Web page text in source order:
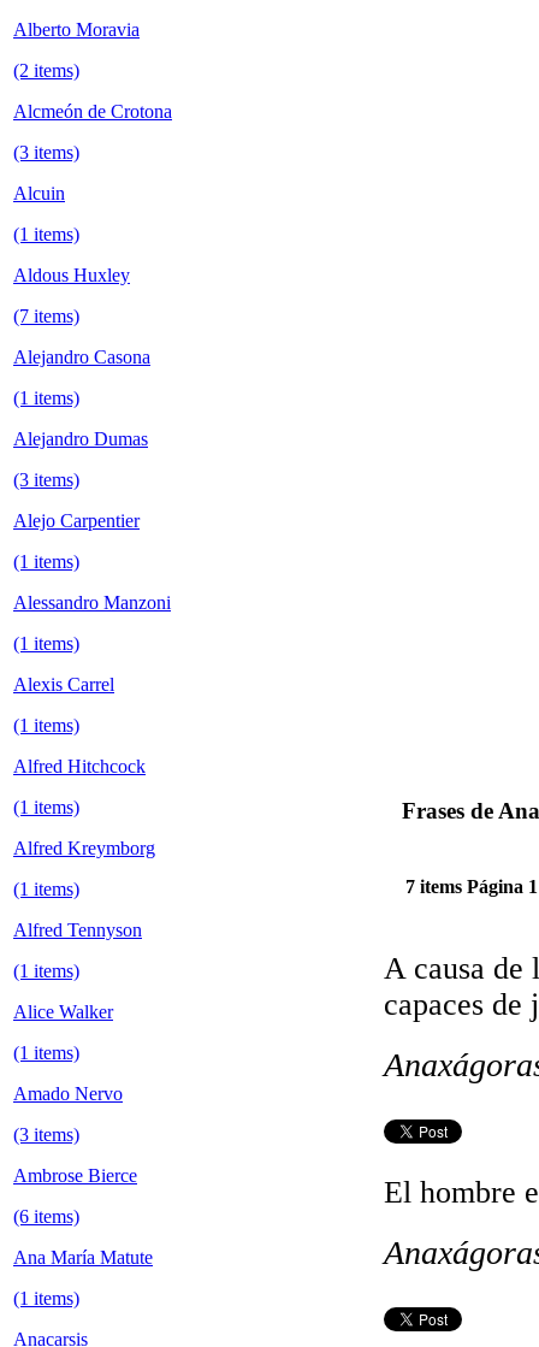
Alberto Moravia
(2 items)
Alcmeón de Crotona
(3 items)
Alcuin
(1 items)
Aldous Huxley
(7 items)
Alejandro Casona
(1 items)
Alejandro Dumas
(3 items)
Alejo Carpentier
(1 items)
Alessandro Manzoni
(1 items)
Alexis Carrel
(1 items)
Alfred Hitchcock
(1 items)
Alfred Kreymborg
(1 items)
Alfred Tennyson
(1 items)
Alice Walker
(1 items)
Amado Nervo
(3 items)
Ambrose Bierce
(6 items)
Ana María Matute
(1 items)
Anacarsis
Frases de
7 items Página
A causa de
capaces de
El hombre